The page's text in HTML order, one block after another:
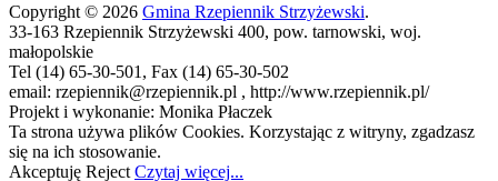
Copyright © 2026 Gmina Rzepiennik Strzyżewski.
33-163 Rzepiennik Strzyżewski 400, pow. tarnowski, woj.
małopolskie
Tel (14) 65-30-501, Fax (14) 65-30-502
email: rzepiennik@rzepiennik.pl , http://www.rzepiennik.pl/
Projekt i wykonanie: Monika Płaczek
Ta strona używa plików Cookies. Korzystając z witryny, zgadzasz
się na ich stosowanie.
Akceptuję Reject Czytaj więcej...